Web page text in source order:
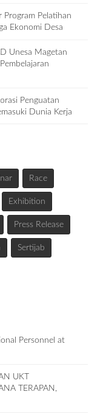
Program Pelatihan
Ekonomi Desa
Unesa Magetan
Penguatan
Dunia Kerja
Race
Exhibition
Press Release
Sertijab
Personnel at
UKT
TERAPAN,